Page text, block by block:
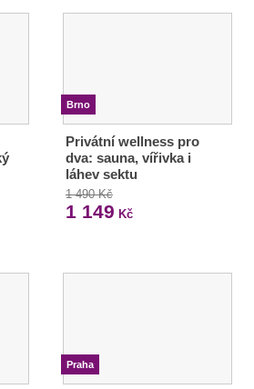
Brno
Privátní wellness pro
dva: sauna, vířivka i
láhev sektu
1 490 Kč
1 149 Kč
Praha